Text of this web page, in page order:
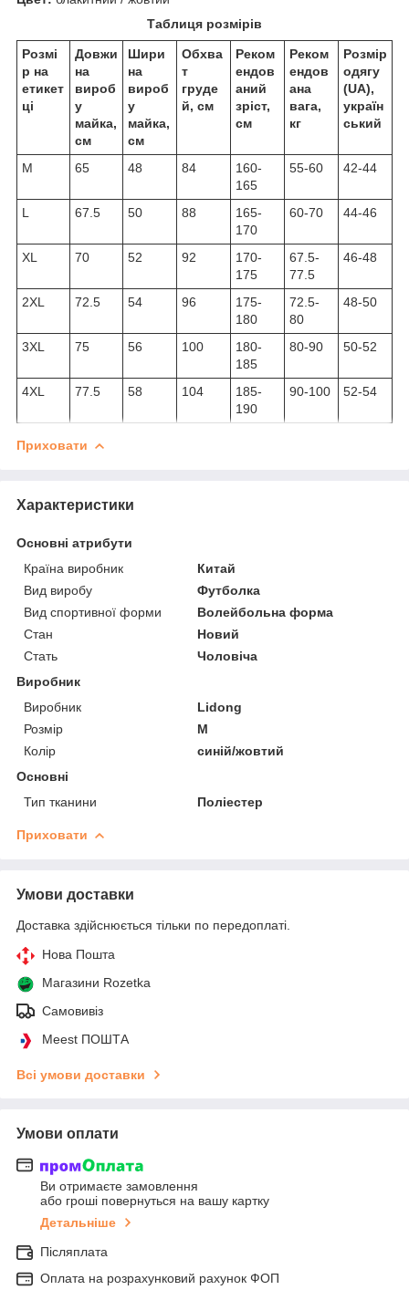
Таблиця розмірів
Розмі
р на
етикет
ці
Довжи
на
вироб
у
майка,
см
Шири
на
вироб
у
майка,
см
Обхва
т
груде
й, см
Реком
ендов
аний
зріст,
см
Реком
ендов
ана
вага,
кг
Розмір
одягу
(UA),
україн
ський
M 65 48 84
160-
165
55-60 42-44
L 67.5 50 88
165-
170
60-70 44-46
XL 70 52 92
170-
175
67.5-
77.5
46-48
2XL 72.5 54 96
175-
180
72.5-
80
48-50
3XL 75 56 100
180-
185
80-90 50-52
4XL 77.5 58 104
185-
190
90-100 52-54
Приховати
Характеристики
Основні атрибути
Країна виробник
Китай
Вид виробу
Футболка
Вид спортивної форми
Волейбольна форма
Стан
Новий
Стать
Чоловіча
Виробник
Виробник
Lidong
Розмір
M
Колір
синій/жовтий
Основні
Тип тканини
Поліестер
Приховати
Умови доставки
Доставка здійснюється тільки по передоплаті.
Нова Пошта
Магазини Rozetka
Самовивіз
Meest ПОШТА
Всі умови доставки
Умови оплати
Ви отримаєте замовлення
або гроші повернуться на вашу картку
Детальніше
Післяплата
Оплата на розрахунковий рахунок ФОП